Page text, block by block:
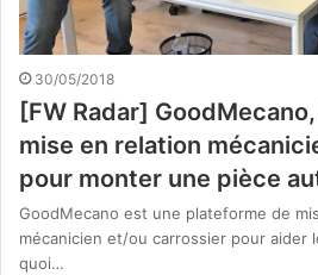
30/05/2018
[FW Radar]
mise en relation
pour monter une pièce
GoodMecano est une plateforme de
mécanicien et/ou carrossier pour aider
quoi…